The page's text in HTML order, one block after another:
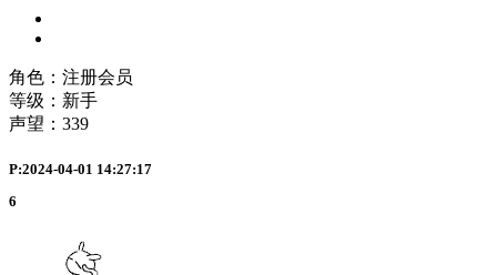
角色：注册会员
等级：新手
声望： 339
P:2024-04-01 14:27:17
6